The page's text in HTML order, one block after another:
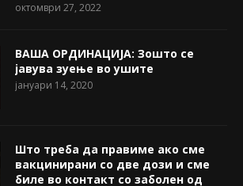
октомври 27, 2022
ВАША ОРДИНАЦИЈА: Зошто се
јавува зуење во ушите
јануари 14, 2020
Што треба да правиме ако сме
вакцинирани со две дози и сме
биле во контакт со заболен од